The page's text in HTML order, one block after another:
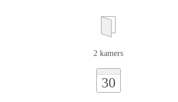
2 kamers
30